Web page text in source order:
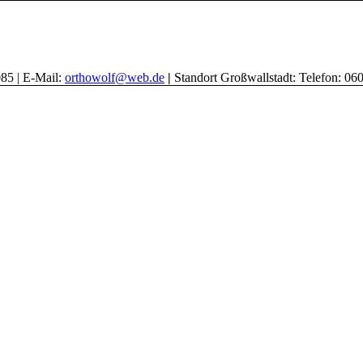
| E-Mail: orthowolf@web.de | Standort Großwallstadt: Telefon: